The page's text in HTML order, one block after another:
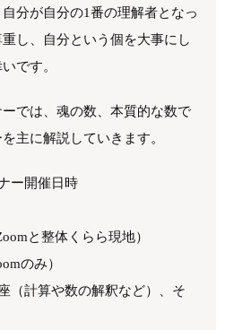
分が自分の1番の理解者となっ
し、自分という個を大事にし
です。
では、魂の数、本質的な数で
主に解説していきます。
ー開催日時
と整体くらら現地）
のみ）
（計算や数の解釈など）、そ